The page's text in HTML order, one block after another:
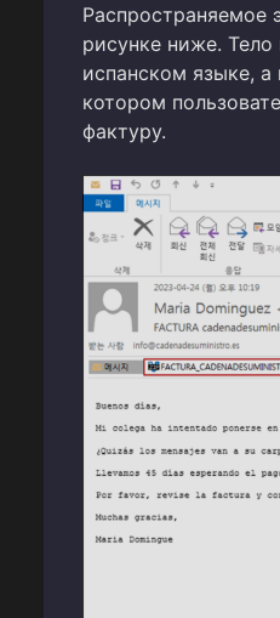
Распространяемое
рисунке ниже.
испанском языке,
котором
фактуру.